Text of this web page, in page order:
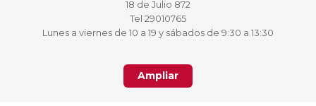
18 de Julio 872
Tel 29010765
Lunes a viernes de 10 a 19 y sábados de 9:30 a 13:30
Ampliar